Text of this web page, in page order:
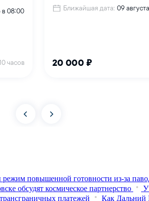
повышенной готовности из‑за
обсудят космическое партнерство
платежей
Как Дальний